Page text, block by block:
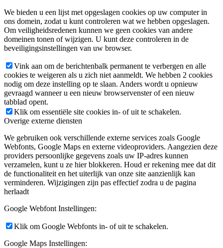
We bieden u een lijst met opgeslagen cookies op uw computer in
ons domein, zodat u kunt controleren wat we hebben opgeslagen.
Om veiligheidsredenen kunnen we geen cookies van andere
domeinen tonen of wijzigen. U kunt deze controleren in de
beveiligingsinstellingen van uw browser.
Vink aan om de berichtenbalk permanent te verbergen en alle
cookies te weigeren als u zich niet aanmeldt. We hebben 2 cookies
nodig om deze instelling op te slaan. Anders wordt u opnieuw
gevraagd wanneer u een nieuw browservenster of een nieuw
tabblad opent.
Klik om essentiële site cookies in- of uit te schakelen.
Overige externe diensten
We gebruiken ook verschillende externe services zoals Google
Webfonts, Google Maps en externe videoproviders. Aangezien deze
providers persoonlijke gegevens zoals uw IP-adres kunnen
verzamelen, kunt u ze hier blokkeren. Houd er rekening mee dat dit
de functionaliteit en het uiterlijk van onze site aanzienlijk kan
verminderen. Wijzigingen zijn pas effectief zodra u de pagina
herlaadt
Google Webfont Instellingen:
Klik om Google Webfonts in- of uit te schakelen.
Google Maps Instellingen: